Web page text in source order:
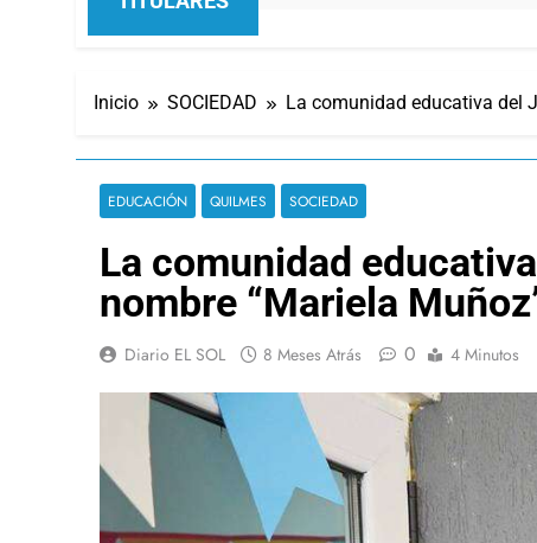
Inicio SOCIEDAD La comunidad educativa del
EDUCACIÓN QUILMES SOCIEDAD
La comunidad
nombre “Mariela
Diario EL SOL 8 Meses Atrás 0 4 Minutos